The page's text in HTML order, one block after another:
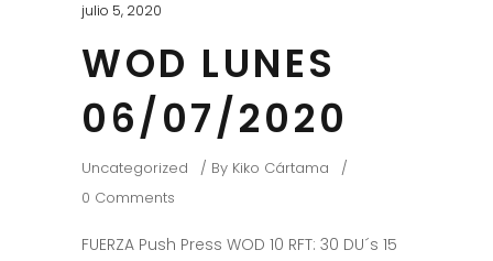
julio 5, 2020
WOD LUNES
06/07/2020
Uncategorized By Kiko Cártama
0 Comments
FUERZA Push Press WOD 10 RFT: 30 DU´s 15